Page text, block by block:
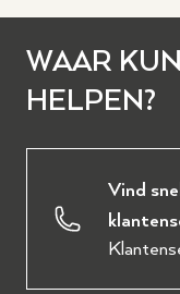
WAAR
HELPEN?
Vind